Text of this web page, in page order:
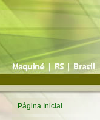
Página Inicial